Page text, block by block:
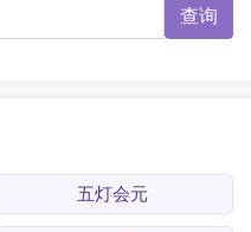
查询
五灯会元